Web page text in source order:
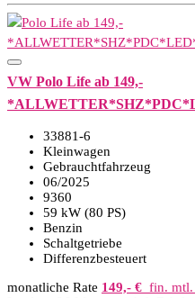
VW Polo Life ab 149,-
33881-6
Kleinwagen
Gebrauchtfahrzeug
06/2025
9360
59 kW (80 PS)
Benzin
Schaltgetriebe
Differenzbesteuert
monatliche Rate 149,- € fin. mtl.